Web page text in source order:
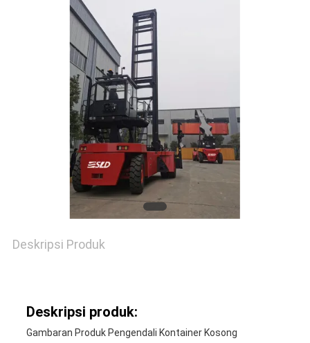
Deskripsi Produk
Deskripsi produk:
Gambaran Produk Pengendali Kontainer Kosong